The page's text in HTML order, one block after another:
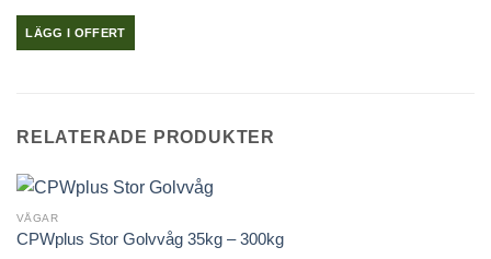
LÄGG I OFFERT
RELATERADE PRODUKTER
VÅGAR
CPWplus Stor Golvvåg 35kg – 300kg